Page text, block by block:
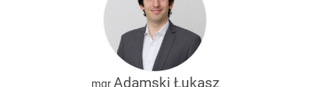
mgrAdamski Łukasz